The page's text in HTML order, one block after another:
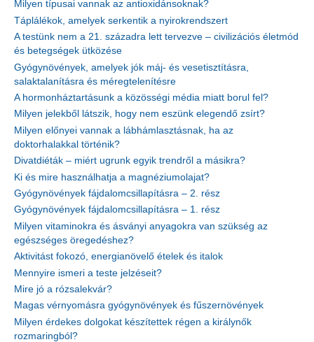
Milyen típusai vannak az antioxidánsoknak?
Táplálékok, amelyek serkentik a nyirokrendszert
A testünk nem a 21. századra lett tervezve – civilizációs életmód
és betegségek ütközése
Gyógynövények, amelyek jók máj- és vesetisztításra,
salaktalanításra és méregtelenítésre
A hormonháztartásunk a közösségi média miatt borul fel?
Milyen jelekből látszik, hogy nem eszünk elegendő zsírt?
Milyen előnyei vannak a lábhámlasztásnak, ha az
doktorhalakkal történik?
Divatdiéták – miért ugrunk egyik trendről a másikra?
Ki és mire használhatja a magnéziumolajat?
Gyógynövények fájdalomcsillapításra – 2. rész
Gyógynövények fájdalomcsillapításra – 1. rész
Milyen vitaminokra és ásványi anyagokra van szükség az
egészséges öregedéshez?
Aktivitást fokozó, energianövelő ételek és italok
Mennyire ismeri a teste jelzéseit?
Mire jó a rózsalekvár?
Magas vérnyomásra gyógynövények és fűszernövények
Milyen érdekes dolgokat készítettek régen a királynők
rozmaringból?